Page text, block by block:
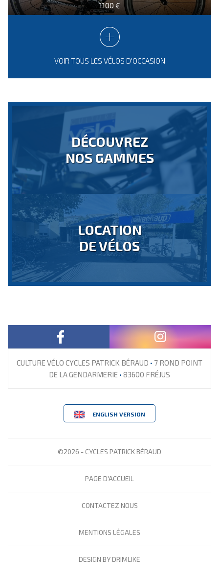
1100 €
VOIR TOUS LES VÉLOS D'OCCASION
DÉCOUVREZ
NOS GAMMES
LOCATION
DE VÉLOS
CULTURE VÉLO CYCLES PATRICK BÉRAUD • 7 ROND POINT
DE LA GENDARMERIE • 83600 FRÉJUS
ENGLISH VERSION
©2026 - CYCLES PATRICK BÉRAUD
PAGE D'ACCUEIL
CONTACTEZ NOUS
MENTIONS LÉGALES
DESIGN BY DRIMLIKE